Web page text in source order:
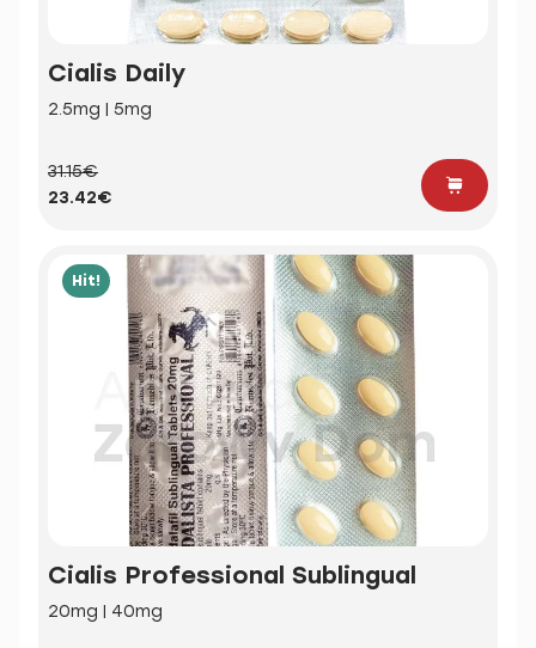
Cialis Daily
2.5mg | 5mg
31.15€
23.42€
Hit!
Cialis Professional Sublingual
20mg | 40mg